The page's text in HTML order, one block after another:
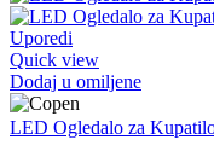
Uporedi
Quick view
Dodaj u omiljene
LED Ogledalo za